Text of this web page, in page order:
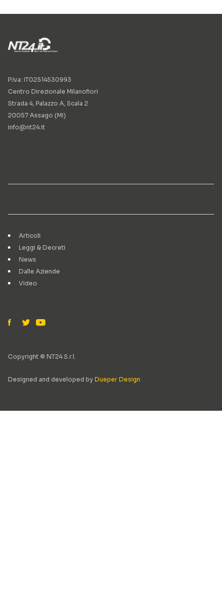
P.Iva: IT02514530993
Centro Direzionale Milanofiori
Strada 4, Palazzo A, Scala 2
20057 Assago (MI)
info@nt24.it
Articoli
Leggi & Decreti
News
Dalle Aziende
Video
Copyright © NT24 S.r.l.
Designed and developed by Dueper Design